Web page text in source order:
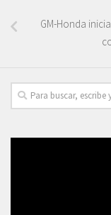
GM-Honda